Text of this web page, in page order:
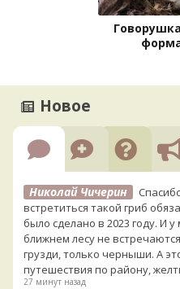
Новое
Николай Чичерин
встретиться такой гриб
было сделано в 2023 году. И
ближнем лесу не
грузди, только черныши. А
путешествия по району,
27 минут назад